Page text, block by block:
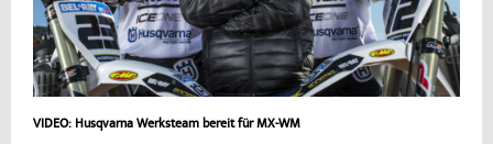
VIDEO: Husqvarna Werksteam bereit für MX-WM